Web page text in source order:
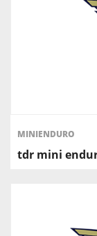
MINIENDURO
tdr mini